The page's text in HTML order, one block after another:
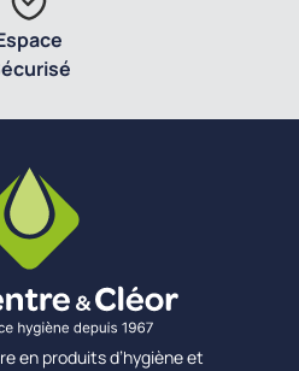
en produits d’hygiène et